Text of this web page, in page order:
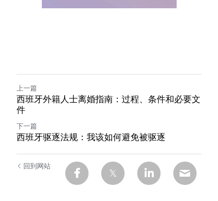
上一篇
西班牙外籍人士离婚指南：过程、条件和必要文
件
下一篇
西班牙驱逐法规：我该如何避免被驱逐
回到网站